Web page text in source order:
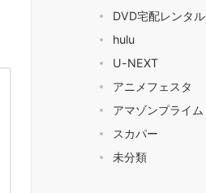
DVD宅配レンタル
hulu
U-NEXT
アニメフェスタ
アマゾンプライム
スカパー
未分類